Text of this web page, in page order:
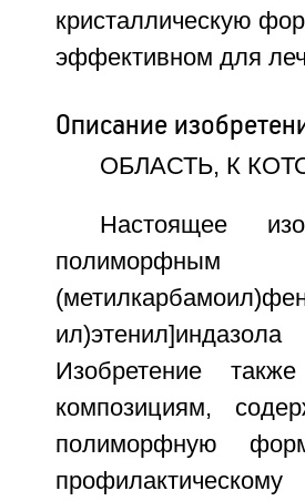
кристаллическую
эффективном для
Описание
ОБЛАСТЬ, К
Настоящее
Изобретение
композициям,
полиморфную